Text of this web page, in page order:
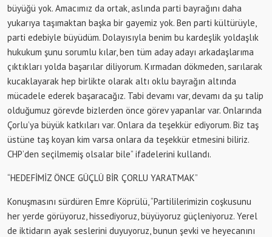
büyüğü yok. Amacımız da ortak, aslında parti bayrağını daha
yukarıya taşımaktan başka bir gayemiz yok. Ben parti kültürüyle,
parti edebiyle büyüdüm. Dolayısıyla benim bu kardeşlik yoldaşlık
hukukum şunu sorumlu kılar, ben tüm aday adayı arkadaşlarıma
çıktıkları yolda başarılar diliyorum. Kırmadan dökmeden, sarılarak
kucaklayarak hep birlikte olarak altı oklu bayrağın altında
mücadele ederek başaracağız. Tabi devamı var, devamı da şu talip
olduğumuz görevde bizlerden önce görev yapanlar var. Onlarında
Çorlu’ya büyük katkıları var. Onlara da teşekkür ediyorum. Biz taş
üstüne taş koyan kim varsa onlara da teşekkür etmesini biliriz.
CHP’den seçilmemiş olsalar bile” ifadelerini kullandı.
“HEDEFİMİZ ÖNCE GÜÇLÜ BİR ÇORLU YARATMAK”
Konuşmasını sürdüren Emre Köprülü, “Partililerimizin coşkusunu
her yerde görüyoruz, hissediyoruz, büyüyoruz güçleniyoruz. Yerel
de iktidarın ayak seslerini duyuyoruz, bunun şevki ve heyecanını